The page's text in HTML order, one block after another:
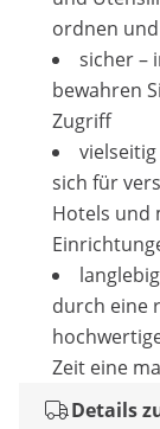
ordnen
sicher –
bewahren
Zugriff
sich für
Hotels und
durch eine
Zeit eine
Details